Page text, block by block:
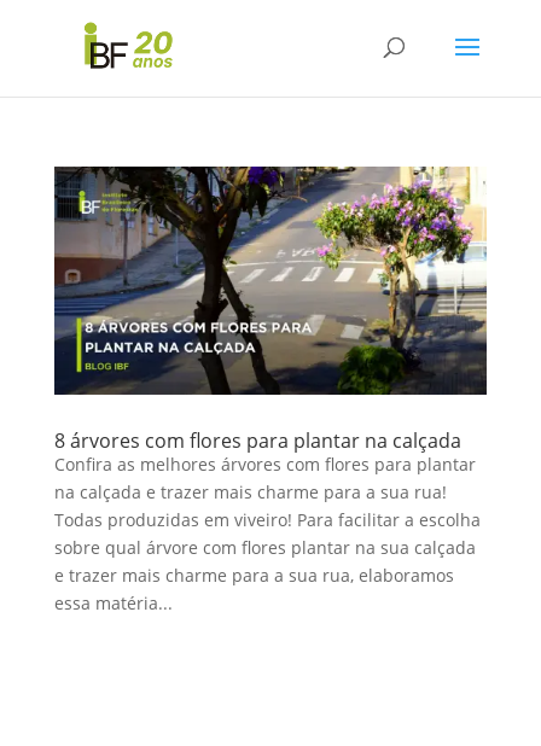
8 árvores com flores para plantar na calçada
Confira as melhores árvores com flores para plantar
na calçada e trazer mais charme para a sua rua!
Todas produzidas em viveiro! Para facilitar a escolha
sobre qual árvore com flores plantar na sua calçada
e trazer mais charme para a sua rua, elaboramos
essa matéria...